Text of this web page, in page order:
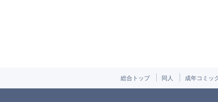
総合トップ 同人 成年コミッ